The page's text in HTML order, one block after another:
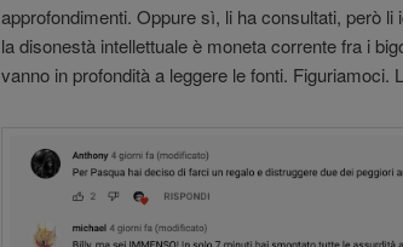
approfondimenti. Oppure sì, li ha consultati, però
la disonestà intellettuale è moneta corrente fra i
vanno in profondità a leggere le fonti. Figuriamoci.